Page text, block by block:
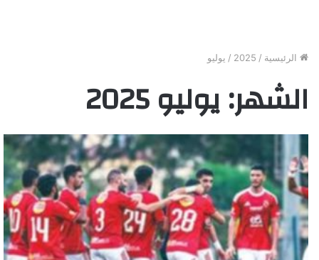
الرئيسية /
2025
/ يوليو
الشهر:يوليو 2025